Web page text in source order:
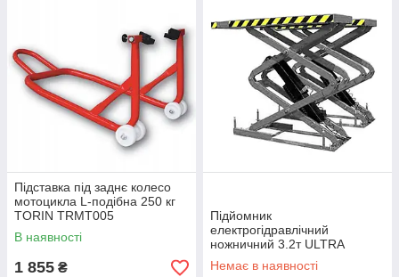
Підставка під заднє колесо
мотоцикла L-подібна 250 кг
TORIN TRMT005
В наявності
1 855 ₴
Підйомник
електрогідравлічний
ножничний 3.2т ULTRA
(6120032)
Немає в наявності